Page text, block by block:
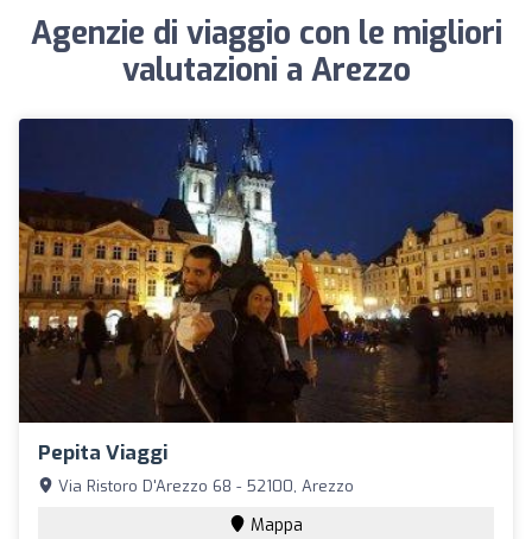
Agenzie di viaggio con le migliori
valutazioni a Arezzo
Pepita Viaggi
Via Ristoro D'Arezzo 68 - 52100, Arezzo
Mappa